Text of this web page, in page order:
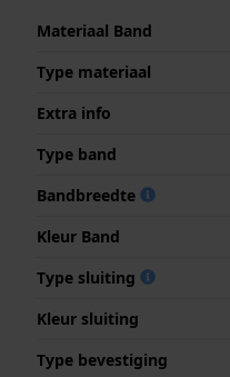
Materiaal Band
Type materiaal
Extra info
Type band
Bandbreedte
Kleur Band
Type sluiting
Kleur sluiting
Type bevestiging